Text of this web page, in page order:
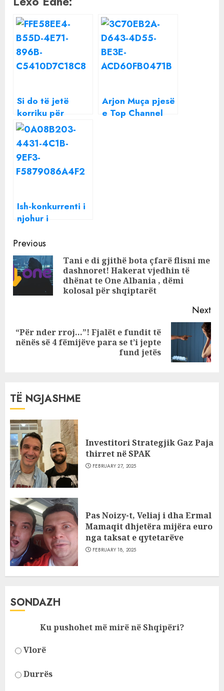
Si do të jetë
korriku për
shenjën tuaj?
Astrologia e
njohur: Do të
mbeteni
xhepshpuar
Arjon Muça pjesë
e Top Channel
Ish-konkurrenti i
njohur i
bëhet pjesë e
‘Big Brother VIP
Kosova’
Continue
Reading
Previous
Tani e di gjithë bota çfarë flisni me
dashnoret! Hakerat vjedhin të
dhënat te One Albania , dëmi
kolosal për shqiptarët
Next
Next
“Për nder rroj…”! Fjalët e fundit të
nënës së 4 fëmijëve para se t’i jepte
fund jetës
TË NGJASHME
Investitori Strategjik Gaz Paja
thirret në SPAK
FEBRUARY 27, 2025
Pas Noizy-t, Veliaj i dha Ermal
Mamaqit dhjetëra mijëra euro
nga taksat e qytetarëve
FEBRUARY 18, 2025
SONDAZH
Ku pushohet më mirë në Shqipëri?
Vlorë
Durrës